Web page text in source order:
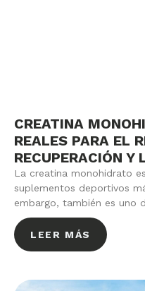
CREATINA
REALES PARA EL
RECUPERACIÓN Y
La creatina monohidrato
suplementos deportivos
embargo, también es uno
LEER MÁS